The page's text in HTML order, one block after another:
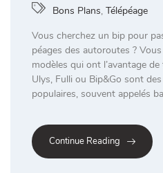
Bons Plans, Télépéage
Vous cherchez un bip pour
péages des autoroutes ?
modèles qui ont l’avantage
Ulys, Fulli ou Bip&Go sont
populaires, souvent appelés
Continue Reading